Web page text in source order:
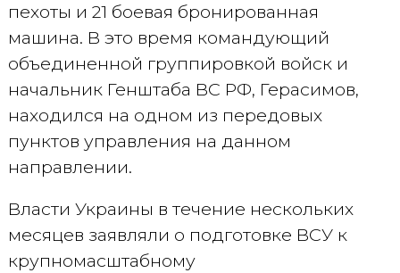
пехоты и 21 боевая бронированная
машина. В это время командующий
объединенной группировкой войск и
начальник Генштаба ВС РФ, Герасимов,
находился на одном из передовых
пунктов управления на данном
направлении.
Власти Украины в течение нескольких
месяцев заявляли о подготовке ВСУ к
крупномасштабному